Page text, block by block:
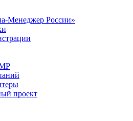
Менеджер России»
проект